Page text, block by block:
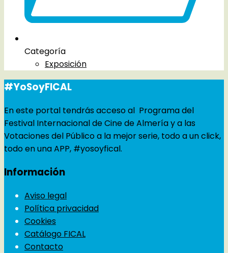
Categoría
Exposición
#YoSoyFICAL
En este portal tendrás acceso al Programa del
Festival Internacional de Cine de Almería y a las
Votaciones del Público a la mejor serie, todo a un click,
todo en una APP, #yosoyfical.
Información
Aviso legal
Política privacidad
Cookies
Catálogo FICAL
Contacto